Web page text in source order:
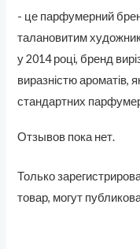
- це парфумерний
талановитим
у 2014 році, бренд
виразністю ароматів,
стандартних
Отзывов пока нет.
Только
товар, могут